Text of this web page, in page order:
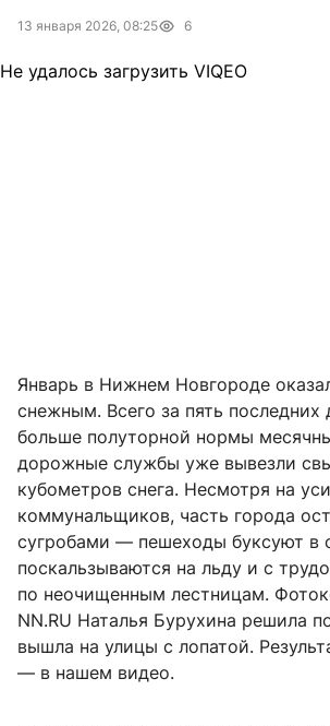
13 января 2026, 08:25 6
Не удалось загрузить VIQEO
Январь в Нижнем Новгороде
снежным. Всего за пять последних
больше полуторной нормы
дорожные службы уже вывезли
кубометров снега. Несмотря на
коммунальщиков, часть города
сугробами — пешеходы буксуют в
поскальзываются на льду и с
по неочищенным лестницам.
NN.RU Наталья Бурухина решила
вышла на улицы с лопатой.
— в нашем видео.